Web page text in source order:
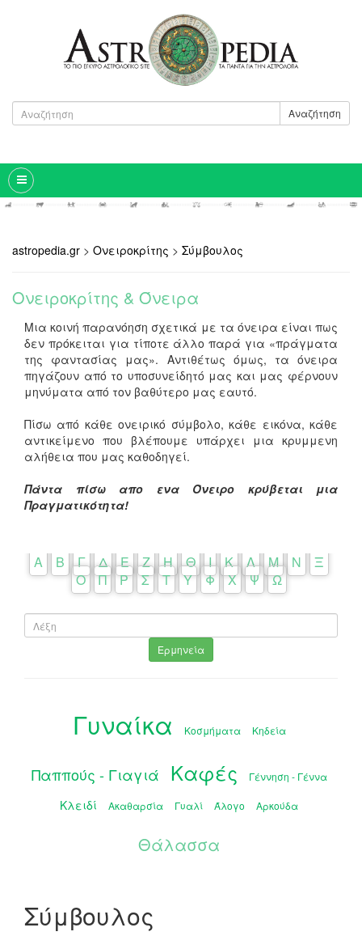
Αναζήτηση
astropedia.gr > Ονειροκρίτης > Σύμβουλος
Ονειροκρίτης & Όνειρα
Μια κοινή παρανόηση σχετικά με τα όνειρα είναι πως
δεν πρόκειται για τίποτε άλλο παρά για «πράγματα
της φαντασίας μας». Αντιθέτως όμως, τα όνειρα
πηγάζουν από το υποσυνείδητό μας και μας φέρνουν
μηνύματα από τον βαθύτερο μας εαυτό.
Πίσω από κάθε ονειρικό σύμβολο, κάθε εικόνα, κάθε
αντικείμενο που βλέπουμε υπάρχει μια κρυμμενη
αλήθεια που μας καθοδηγεί.
Πάντα πίσω απο ενα Όνειρο κρύβεται μια
Πραγματικότητα!
Α Β Γ Δ Ε Ζ Η Θ Ι Κ Λ Μ Ν
Ξ
Ο
Π Ρ Σ Τ Υ Φ Χ Ψ Ω
Ερμηνεία
Γυναίκα Κοσμήματα Κηδεία
Παππούς - Γιαγιά Καφές Γέννηση - Γέννα
Κλειδί Ακαθαρσία Γυαλί Άλογο Αρκούδα
Θάλασσα
Σύμβουλος